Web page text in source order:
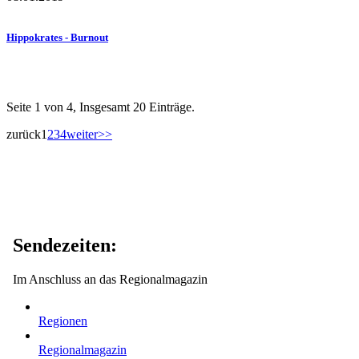
Hippokrates - Burnout
Seite 1 von 4, Insgesamt 20 Einträge.
zurück1 234weiter>>
Sendezeiten:
Im Anschluss an das Regionalmagazin
Regionen
Regionalmagazin